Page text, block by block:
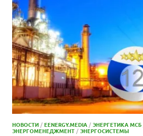
НОВОСТИ /EENERGY.MEDIA /ЭНЕРГЕТИКА МСБ
ЭНЕРГОМЕНЕДЖМЕНТ /ЭНЕРГОСИСТЕМЫ